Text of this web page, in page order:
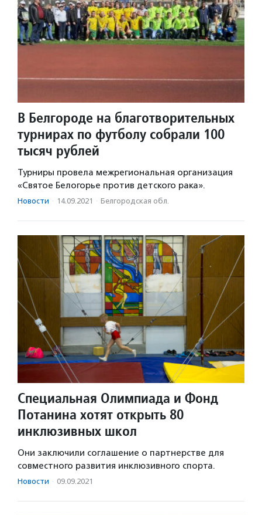
В Белгороде на благотворительных
турнирах по футболу собрали 100
тысяч рублей
Турниры провела межрегиональная организация
«Святое Белогорье против детского рака».
Новости · 14.09.2021 · Белгородская обл.
Специальная Олимпиада и Фонд
Потанина хотят открыть 80
инклюзивных школ
Они заключили соглашение о партнерстве для
совместного развития инклюзивного спорта.
Новости · 09.09.2021